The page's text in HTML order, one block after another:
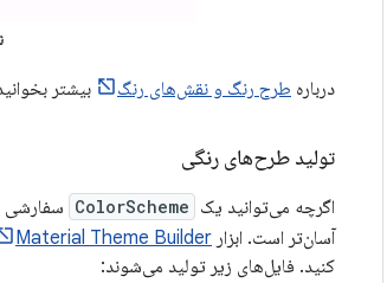
درباره طرح رنگ و نقش‌های رنگ بیشتر
تولید طرح‌های رنگی
اگرچه می‌توانید یک ColorScheme سفارشی
آسان‌تر است. ابزار Material Theme Builder
کنید. فایل‌های زیر تولید می‌شوند: